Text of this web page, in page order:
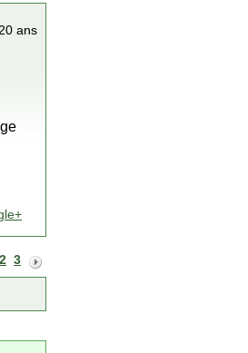
ans
2 3